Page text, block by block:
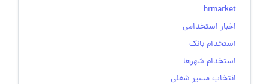
hrmarket
اخبار استخدامی
استخدام بانک
استخدام شهرها
انتخاب مسیر شغلی